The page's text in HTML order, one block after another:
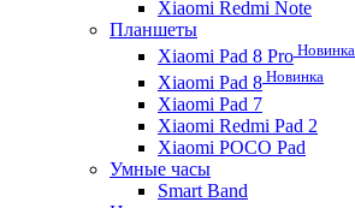
Xiaomi Redmi Note
Планшеты
Xiaomi Pad 8 Pro Новинка
Xiaomi Pad 8 Новинка
Xiaomi Pad 7
Xiaomi Redmi Pad 2
Xiaomi POCO Pad
Умные часы
Smart Band